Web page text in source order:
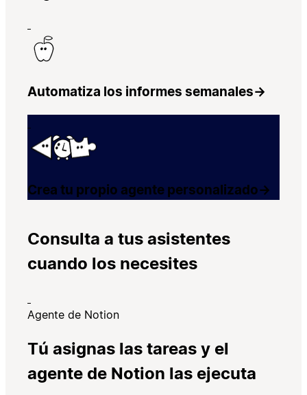
Automatiza los informes semanales→
Crea tu propio agente personalizado→
Consulta a tus asistentes
cuando los necesites
Agente de Notion
Tú asignas las tareas y el
agente de Notion las ejecuta